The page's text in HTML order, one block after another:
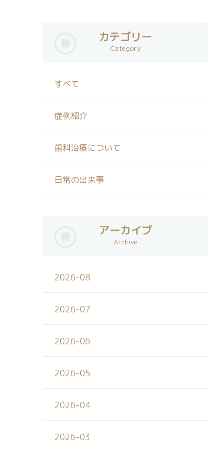
カテゴリー
Category
すべて
症例紹介
歯科治療について
日常の出来事
アーカイブ
Archive
2026-08
2026-07
2026-06
2026-05
2026-04
2026-03